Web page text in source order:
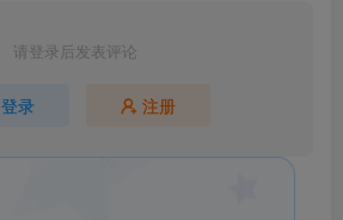
请登录后发表评论
登录 注册